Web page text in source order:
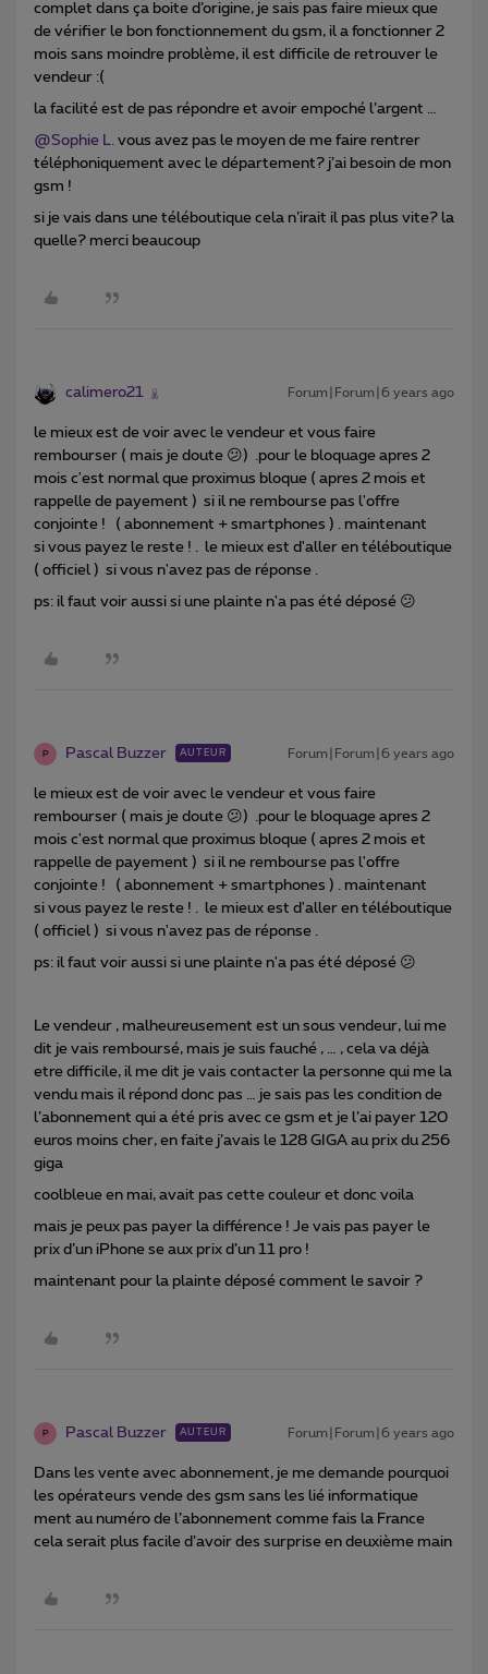
complet dans ça boite d’origine, je sais pas faire mieux que
de vérifier le bon fonctionnement du gsm, il a fonctionner 2
mois sans moindre problème, il est difficile de retrouver le
vendeur :(
la facilité est de pas répondre et avoir empoché l’argent …
@Sophie L. vous avez pas le moyen de me faire rentrer
téléphoniquement avec le département? j’ai besoin de mon
gsm !
si je vais dans une téléboutique cela n’irait il pas plus vite? la
quelle? merci beaucoup
calimero21 Forum|Forum|6 years ago
le mieux est de voir avec le vendeur et vous faire
rembourser ( mais je doute 😕) .pour le bloquage apres 2
mois c'est normal que proximus bloque ( apres 2 mois et
rappelle de payement ) si il ne rembourse pas l'offre
conjointe ! ( abonnement + smartphones ) . maintenant
si vous payez le reste ! . le mieux est d'aller en téléboutique
( officiel ) si vous n'avez pas de réponse .
ps: il faut voir aussi si une plainte n'a pas été déposé 😕
P Pascal Buzzer AUTEUR Forum|Forum|6 years ago
le mieux est de voir avec le vendeur et vous faire
rembourser ( mais je doute 😕) .pour le bloquage apres 2
mois c'est normal que proximus bloque ( apres 2 mois et
rappelle de payement ) si il ne rembourse pas l'offre
conjointe ! ( abonnement + smartphones ) . maintenant
si vous payez le reste ! . le mieux est d'aller en téléboutique
( officiel ) si vous n'avez pas de réponse .
ps: il faut voir aussi si une plainte n'a pas été déposé 😕
Le vendeur , malheureusement est un sous vendeur, lui me
dit je vais remboursé, mais je suis fauché , … , cela va déjà
etre difficile, il me dit je vais contacter la personne qui me la
vendu mais il répond donc pas … je sais pas les condition de
l’abonnement qui a été pris avec ce gsm et je l’ai payer 120
euros moins cher, en faite j’avais le 128 GIGA au prix du 256
giga
coolbleue en mai, avait pas cette couleur et donc voila
mais je peux pas payer la différence ! Je vais pas payer le
prix d’un iPhone se aux prix d’un 11 pro !
maintenant pour la plainte déposé comment le savoir ?
P Pascal Buzzer AUTEUR Forum|Forum|6 years ago
Dans les vente avec abonnement, je me demande pourquoi
les opérateurs vende des gsm sans les lié informatique
ment au numéro de l’abonnement comme fais la France
cela serait plus facile d’avoir des surprise en deuxième main